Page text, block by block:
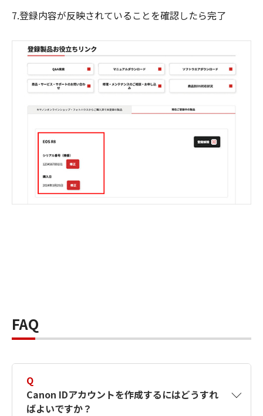
7.登録内容が反映されていることを確認したら完了
FAQ
Q
Canon IDアカウントを作成するにはどうすれ
ばよいですか？